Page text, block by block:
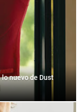
lo nuevo de Dust